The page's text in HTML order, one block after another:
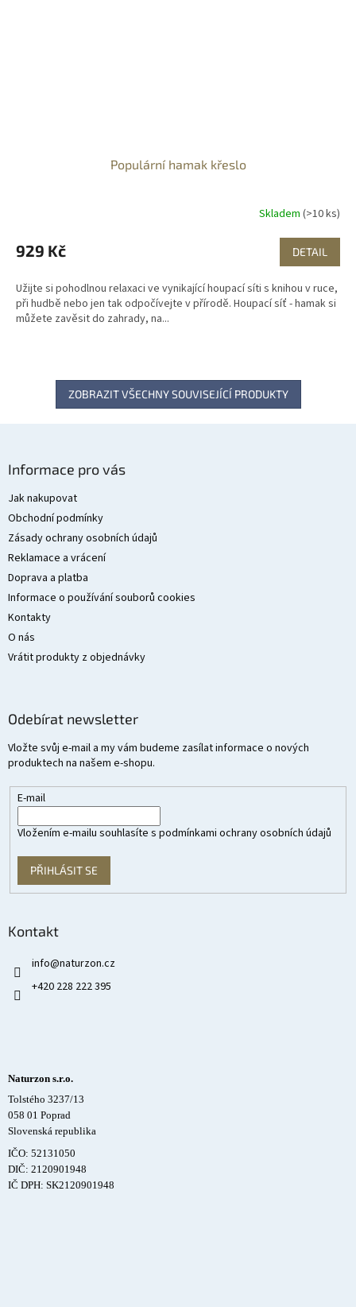
Populární hamak křeslo
Skladem (>10 ks)
929 Kč DETAIL
Užijte si pohodlnou relaxaci ve vynikající houpací síti s knihou v ruce,
při hudbě nebo jen tak odpočívejte v přírodě. Houpací síť - hamak si
můžete zavěsit do zahrady, na...
ZOBRAZIT VŠECHNY SOUVISEJÍCÍ PRODUKTY
Informace pro vás
Jak nakupovat
Obchodní podmínky
Zásady ochrany osobních údajů
Reklamace a vrácení
Doprava a platba
Informace o používání souborů cookies
Kontakty
O nás
Vrátit produkty z objednávky
Odebírat newsletter
Vložte svůj e-mail a my vám budeme zasílat informace o nových
produktech na našem e-shopu.
E-mail
Vložením e-mailu souhlasíte s podmínkami ochrany osobních údajů
PŘIHLÁSIT SE
Kontakt
info@naturzon.cz
+420 228 222 395
Naturzon s.r.o.
Tolstého 3237/13
058 01 Poprad
Slovenská republika
IČO: 52131050
DIČ: 2120901948
IČ DPH: SK2120901948